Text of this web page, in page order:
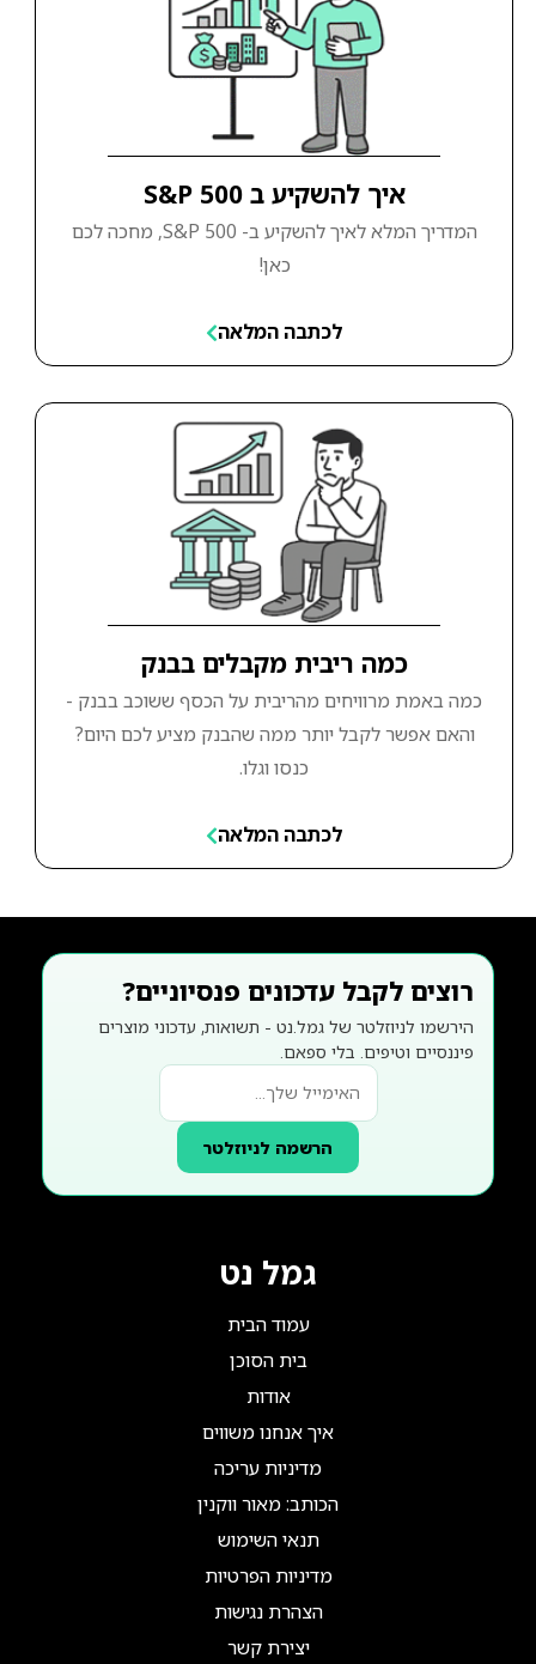
איך להשקיע ב S&P 500
המדריך המלא לאיך להשקיע ב- S&P 500, מחכה לכם
כאן!
לכתבה המלאה
כמה ריבית מקבלים בבנק
כמה באמת מרוויחים מהריבית על הכסף ששוכב בבנק -
והאם אפשר לקבל יותר ממה שהבנק מציע לכם היום?
כנסו וגלו.
לכתבה המלאה
רוצים לקבל עדכונים פנסיוניים?
הירשמו לניוזלטר של גמל.נט - תשואות, עדכוני מוצרים
פיננסיים וטיפים. בלי ספאם.
הרשמה לניוזלטר
גמל נט
עמוד הבית
בית הסוכן
אודות
איך אנחנו משווים
מדיניות עריכה
הכותב: מאור ווקנין
תנאי השימוש
מדיניות הפרטיות
הצהרת נגישות
יצירת קשר